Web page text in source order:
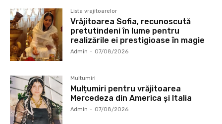
Lista vrajitoarelor
Vrăjitoarea Sofia, recunoscută
pretutindeni în lume pentru
realizările ei prestigioase în magie
Admin - 07/08/2026
Multumiri
Mulțumiri pentru vrăjitoarea
Mercedeza din America și Italia
Admin - 07/08/2026